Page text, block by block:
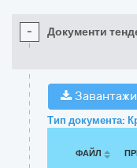
- Документи
Тип документа:
ФАЙЛ